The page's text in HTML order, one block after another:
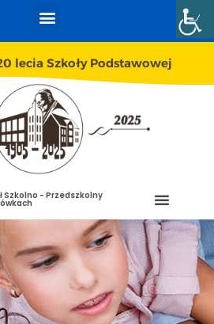
lecia Szkoły Podstawowej
Szkolno - Przedszkolny